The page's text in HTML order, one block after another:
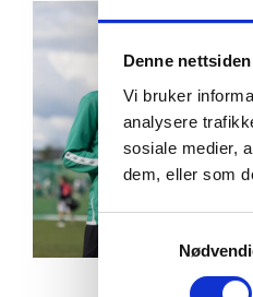
Denne
Vi bruker
analysere
sosiale medier,
dem, eller som
Samtykkevalg